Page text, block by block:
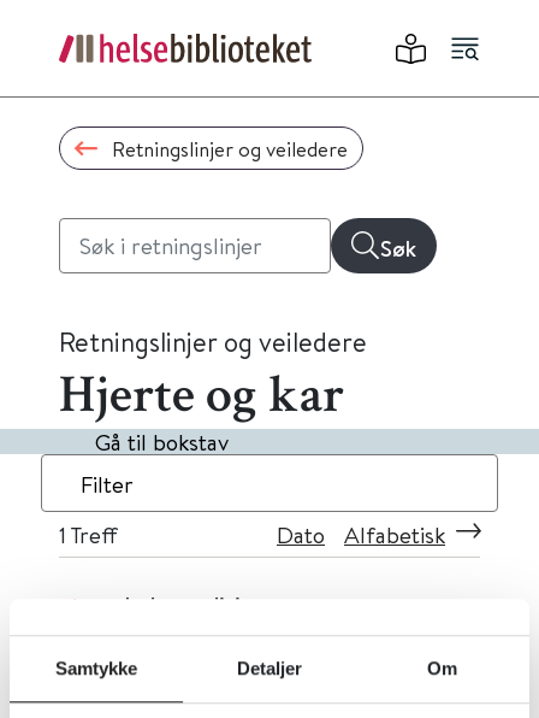
Samtykke Detaljer Om
Retningslinjer og veiledere
Søk
Retningslinjer og veiledere
Hjerte og kar
Gå til bokstav
Filter
1 Treff Dato Alfabetisk
Indremedisin
Oslo Universitetssykehus